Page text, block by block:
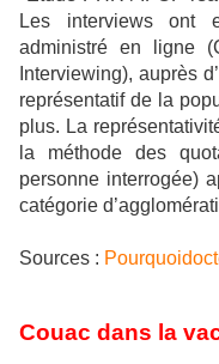
Les interviews ont
administré en ligne
Interviewing), auprès
représentatif de la
plus. La
la méthode des
personne interrogée)
catégorie
Sources :
Couac dans la